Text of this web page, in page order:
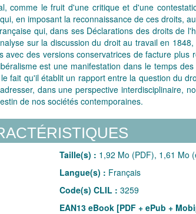
comme le fruit d'une critique et d'une
en imposant la reconnaissance de ces droits,
qui, dans ses Déclarations des droits de
sur la discussion du droit au travail en
des versions conservatrices de facture
est une manifestation dans le temps
fait qu'il établit un rapport entre la question du
dans une perspective interdisciplinaire,
de nos sociétés contemporaines.
Taille(s) : 1,92 Mo (PDF), 1,61 Mo
Langue(s) : Français
Code(s) CLIL : 3259
EAN13 eBook [PDF + ePub +